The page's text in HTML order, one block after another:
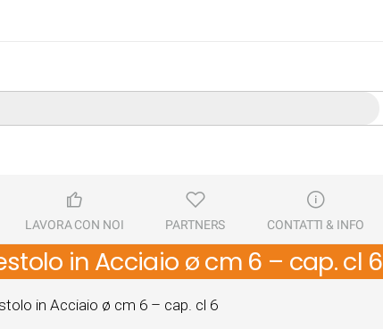
LAVORA CON NOI PARTNERS CONTATTI & INFO
in Acciaio ø cm 6 – cap. cl 6
in Acciaio ø cm 6 – cap. cl 6